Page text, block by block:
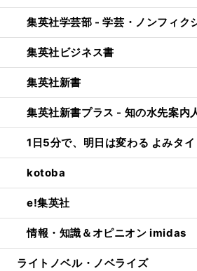
集英社学芸部 - 学芸・ノンフィク
集英社ビジネス書
集英社新書
集英社新書プラス - 知の水先案内
1日5分で、明日は変わる よみタ
kotoba
e!集英社
情報・知識＆オピニオン imidas
ライトノベル・ノベライズ